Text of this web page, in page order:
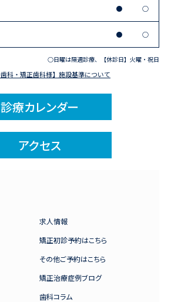
● ○
● ○
○日曜は隔週診療、【休診日】火曜・祝日
歯科・矯正歯科様】施設基準について
診療カレンダー
アクセス
求人情報
矯正初診予約はこちら
その他ご予約はこちら
矯正治療症例ブログ
歯科コラム